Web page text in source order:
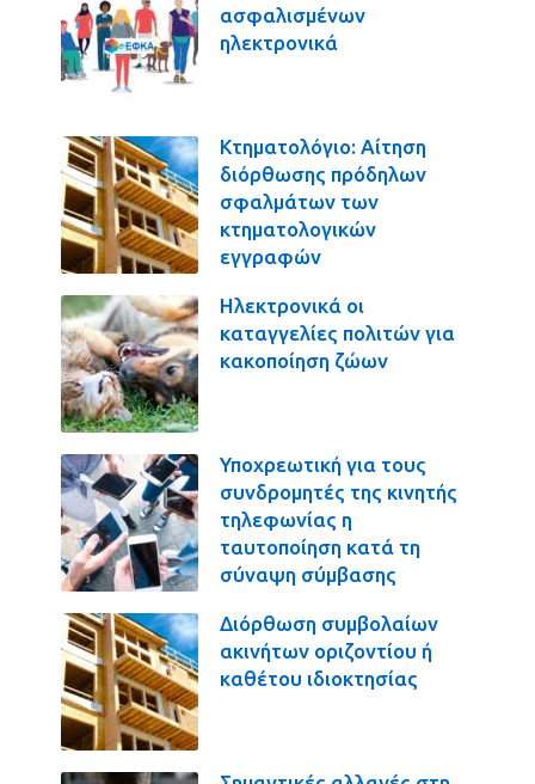
ασφαλισμένων
ηλεκτρονικά
Κτηματολόγιο: Αίτηση
διόρθωσης πρόδηλων
σφαλμάτων των
κτηματολογικών
εγγραφών
Ηλεκτρονικά οι
καταγγελίες πολιτών για
κακοποίηση ζώων
Υποχρεωτική για τους
συνδρομητές της κινητής
τηλεφωνίας η
ταυτοποίηση κατά τη
σύναψη σύμβασης
Διόρθωση συμβολαίων
ακινήτων οριζοντίου ή
καθέτου ιδιοκτησίας